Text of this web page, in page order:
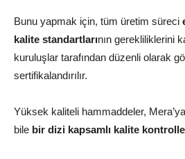
Bunu yapmak için, tüm üretim süreci
kalite standartlarının gerekliliklerini
kuruluşlar tarafından düzenli olarak
sertifikalandırılır.
Yüksek kaliteli hammaddeler,
bile bir dizi kapsamlı kalite